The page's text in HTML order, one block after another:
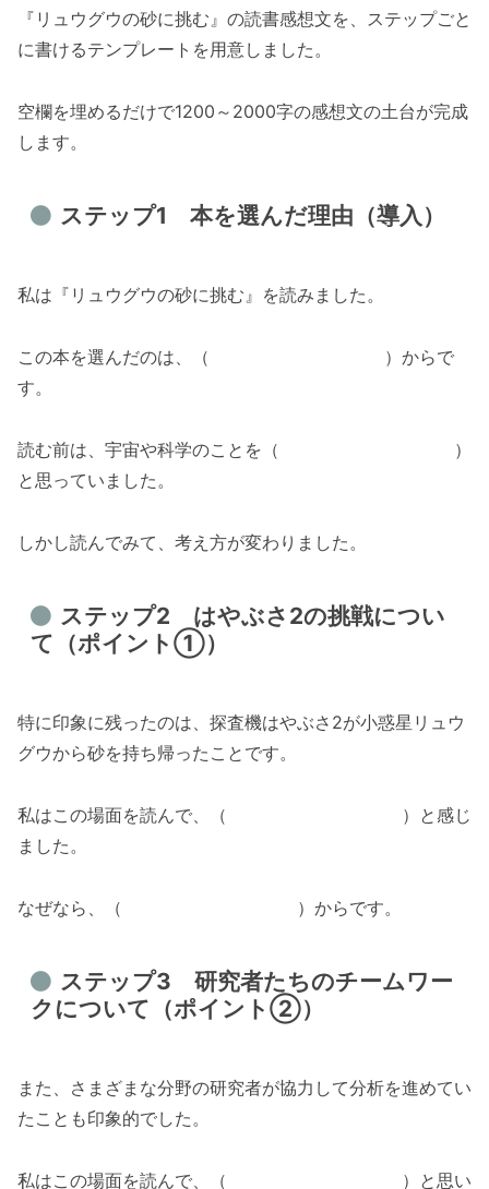
『リュウグウの砂に挑む』の読書感想文を、ステップごと
に書けるテンプレートを用意しました。
空欄を埋めるだけで1200～2000字の感想文の土台が完成
します。
ステップ1 本を選んだ理由（導入）
私は『リュウグウの砂に挑む』を読みました。
この本を選んだのは、（ ）からで
す。
読む前は、宇宙や科学のことを（ ）
と思っていました。
しかし読んでみて、考え方が変わりました。
ステップ2 はやぶさ2の挑戦につい
て（ポイント①）
特に印象に残ったのは、探査機はやぶさ2が小惑星リュウ
グウから砂を持ち帰ったことです。
私はこの場面を読んで、（ ）と感じ
ました。
なぜなら、（ ）からです。
ステップ3 研究者たちのチームワー
クについて（ポイント②）
また、さまざまな分野の研究者が協力して分析を進めてい
たことも印象的でした。
私はこの場面を読んで、（ ）と思い